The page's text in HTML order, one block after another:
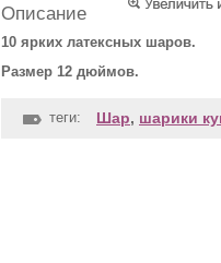
Описание
10 ярких латексных шаров.
Размер 12 дюймов.
теги: Шар, шарики